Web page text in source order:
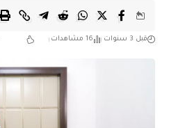
قبل 3 سنوات 16 مشاهدات